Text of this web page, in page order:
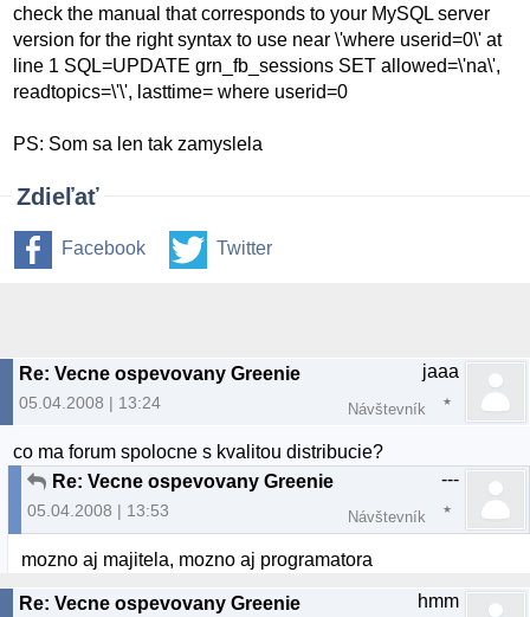
check the manual that corresponds to your MySQL server
version for the right syntax to use near \'where userid=0\' at
line 1 SQL=UPDATE grn_fb_sessions SET allowed=\'na\',
readtopics=\'\', lasttime= where userid=0
PS: Som sa len tak zamyslela
Zdieľať
Facebook Twitter
Re: Vecne ospevovany Greenie
05.04.2008 | 13:24
jaaa
Návštevník
co ma forum spolocne s kvalitou distribucie?
Re: Vecne ospevovany Greenie
05.04.2008 | 13:53
---
Návštevník
mozno aj majitela, mozno aj programatora
Re: Vecne ospevovany Greenie hmm